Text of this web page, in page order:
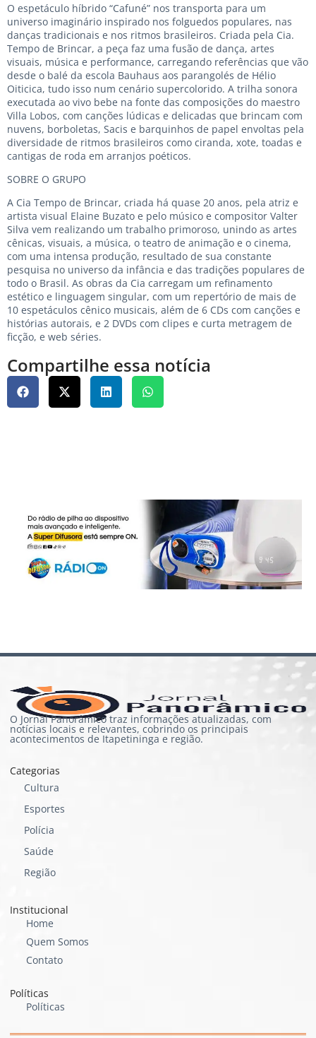
O espetáculo híbrido “Cafuné” nos transporta para um
universo imaginário inspirado nos folguedos populares, nas
danças tradicionais e nos ritmos brasileiros. Criada pela Cia.
Tempo de Brincar, a peça faz uma fusão de dança, artes
visuais, música e performance, carregando referências que vão
desde o balé da escola Bauhaus aos parangolés de Hélio
Oiticica, tudo isso num cenário supercolorido. A trilha sonora
executada ao vivo bebe na fonte das composições do maestro
Villa Lobos, com canções lúdicas e delicadas que brincam com
nuvens, borboletas, Sacis e barquinhos de papel envoltas pela
diversidade de ritmos brasileiros como ciranda, xote, toadas e
cantigas de roda em arranjos poéticos.
SOBRE O GRUPO
A Cia Tempo de Brincar, criada há quase 20 anos, pela atriz e
artista visual Elaine Buzato e pelo músico e compositor Valter
Silva vem realizando um trabalho primoroso, unindo as artes
cênicas, visuais, a música, o teatro de animação e o cinema,
com uma intensa produção, resultado de sua constante
pesquisa no universo da infância e das tradições populares de
todo o Brasil. As obras da Cia carregam um refinamento
estético e linguagem singular, com um repertório de mais de
10 espetáculos cênico musicais, além de 6 CDs com canções e
histórias autorais, e 2 DVDs com clipes e curta metragem de
ficção, e web séries.
Compartilhe essa notícia
O Jornal Panorâmico traz informações atualizadas, com
notícias locais e relevantes, cobrindo os principais
acontecimentos de Itapetininga e região.
Categorias
Cultura
Esportes
Polícia
Saúde
Região
Institucional
Home
Quem Somos
Contato
Políticas
Políticas